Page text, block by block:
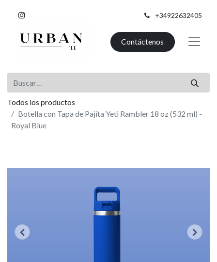
+34922632405
Contáctenos
Todos los productos
Botella con Tapa de Pajita Yeti Rambler 18 oz (532 ml) -
Royal Blue